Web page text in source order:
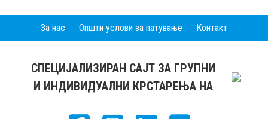
За нас Општи услови за патување Контакт
СПЕЦИЈАЛИЗИРАН САЈТ ЗА ГРУПНИ
И ИНДИВИДУАЛНИ КРСТАРЕЊА НА